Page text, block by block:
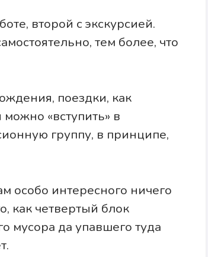
второй с экскурсией.
тем более, что
поездки, как
«вступить» в
группу, в принципе,
особо интересного ничего
как четвертый блок
мусора да упавшего туда